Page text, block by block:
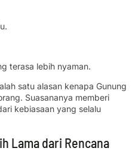
terasa lebih nyaman.
satu alasan kenapa Gunung
Suasananya memberi
kebiasaan yang selalu
Lama dari Rencana